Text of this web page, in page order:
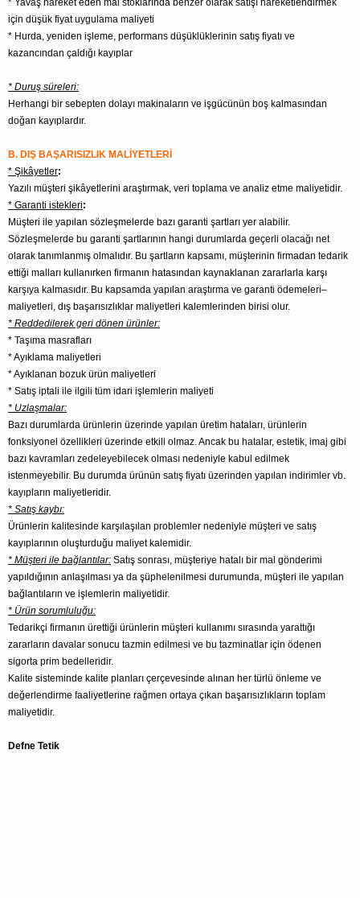
* Yavaş hareket eden mal stoklarında benzer olarak satışı hareketlendirmek
için düşük fiyat uygulama maliyeti
* Hurda, yeniden işleme, performans düşüklüklerinin satış fiyatı ve
kazancından çaldığı kayıplar
* Duruş süreleri:
Herhangi bir sebepten dolayı makinaların ve işgücünün boş kalmasından
doğan kayıplardır.
B. DIŞ BAŞARISIZLIK MALİYETLERİ
* Şikâyetler:
Yazılı müşteri şikâyetlerini araştırmak, veri toplama ve analiz etme maliyetidir.
* Garanti istekleri:
Müşteri ile yapılan sözleşmelerde bazı garanti şartları yer alabilir.
Sözleşmelerde bu garanti şartlarının hangi durumlarda geçerli olacağı net
olarak tanımlanmış olmalıdır. Bu şartların kapsamı, müşterinin firmadan tedarik
ettiği malları kullanırken firmanın hatasından kaynaklanan zararlarla karşı
karşıya kalmasıdır. Bu kapsamda yapılan araştırma ve garanti ödemeleri–
maliyetleri, dış başarısızlıklar maliyetleri kalemlerinden birisi olur.
* Reddedilerek geri dönen ürünler:
* Taşıma masrafları
* Ayıklama maliyetleri
* Ayıklanan bozuk ürün maliyetleri
* Satış iptali ile ilgili tüm idari işlemlerin maliyeti
* Uzlaşmalar:
Bazı durumlarda ürünlerin üzerinde yapılan üretim hataları, ürünlerin
fonksiyonel özellikleri üzerinde etkili olmaz. Ancak bu hatalar, estetik, imaj gibi
bazı kavramları zedeleyebilecek olması nedeniyle kabul edilmek
istenmeyebilir. Bu durumda ürünün satış fiyatı üzerinden yapılan indirimler vb.
kayıpların maliyetleridir.
* Satış kaybı:
Ürünlerin kalitesinde karşılaşılan problemler nedeniyle müşteri ve satış
kayıplarının oluşturduğu maliyet kalemidir.
* Müşteri ile bağlantılar: Satış sonrası, müşteriye hatalı bir mal gönderimi
yapıldığının anlaşılması ya da şüphelenilmesi durumunda, müşteri ile yapılan
bağlantıların ve işlemlerin maliyetidir.
* Ürün sorumluluğu:
Tedarikçi firmanın ürettiği ürünlerin müşteri kullanımı sırasında yarattığı
zararların davalar sonucu tazmin edilmesi ve bu tazminatlar için ödenen
sigorta prim bedelleridir.
Kalite sisteminde kalite planları çerçevesinde alınan her türlü önleme ve
değerlendirme faaliyetlerine rağmen ortaya çıkan başarısızlıkların toplam
maliyetidir.
Defne Tetik